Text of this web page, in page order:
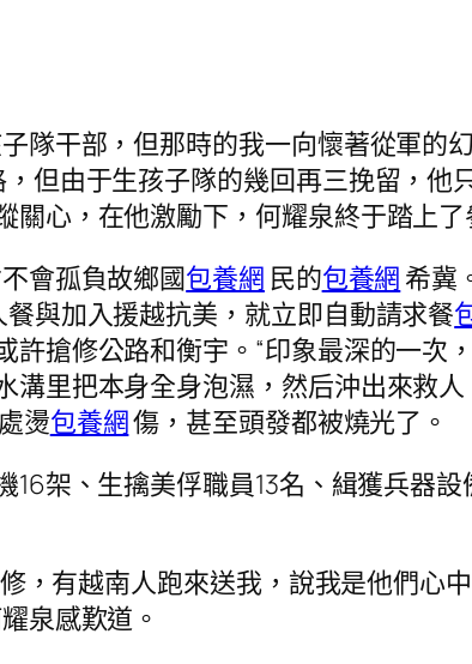
隊干部，但那時的我一向懷著從軍的
但由于生孩子隊的幾回再三挽留，他
心，在他激勵下，何耀泉終于踏上
會孤負故鄉國包養網 民的包養網 希冀
與加入援越抗美，就立即自動請求餐
搶修公路和衡宇。“印象最深的一次
里把本身全身泡濕，然后沖出來救
燙包養網傷，甚至頭發都被燒光了。
架、生擒美俘職員13名、緝獲兵器
，有越南人跑來送我，說我是他們心
泉感歎道。